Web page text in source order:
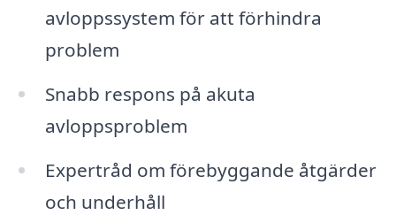
avloppssystem för att förhindra
problem
Snabb respons på akuta
avloppsproblem
Expertråd om förebyggande åtgärder
och underhåll